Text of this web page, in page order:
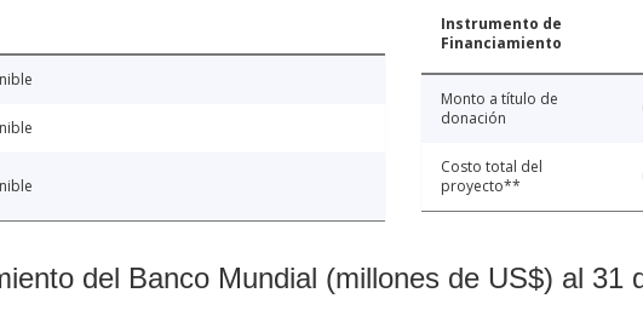
Instrumento de
Financiamiento
Monto a título de
donación
Costo total del
proyecto**
del Banco Mundial (millones de US$) al 31